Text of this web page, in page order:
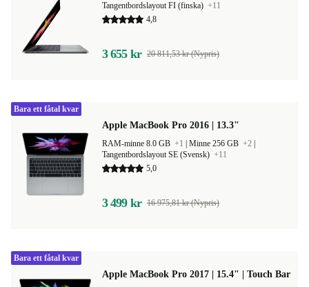
Tangentbordslayout FI (finska) +11
4,8
3 655 kr 20 811,53 kr (Nypris)
Apple MacBook Pro 2016 | 13.3"
RAM-minne 8.0 GB +1 Minne 256 GB +2
Tangentbordslayout SE (Svensk) +11
5,0
3 499 kr 16 975,81 kr (Nypris)
Bara ett fåtal kvar
Apple MacBook Pro 2017 | 15.4" | Touch Bar
Bara ett fåtal kvar